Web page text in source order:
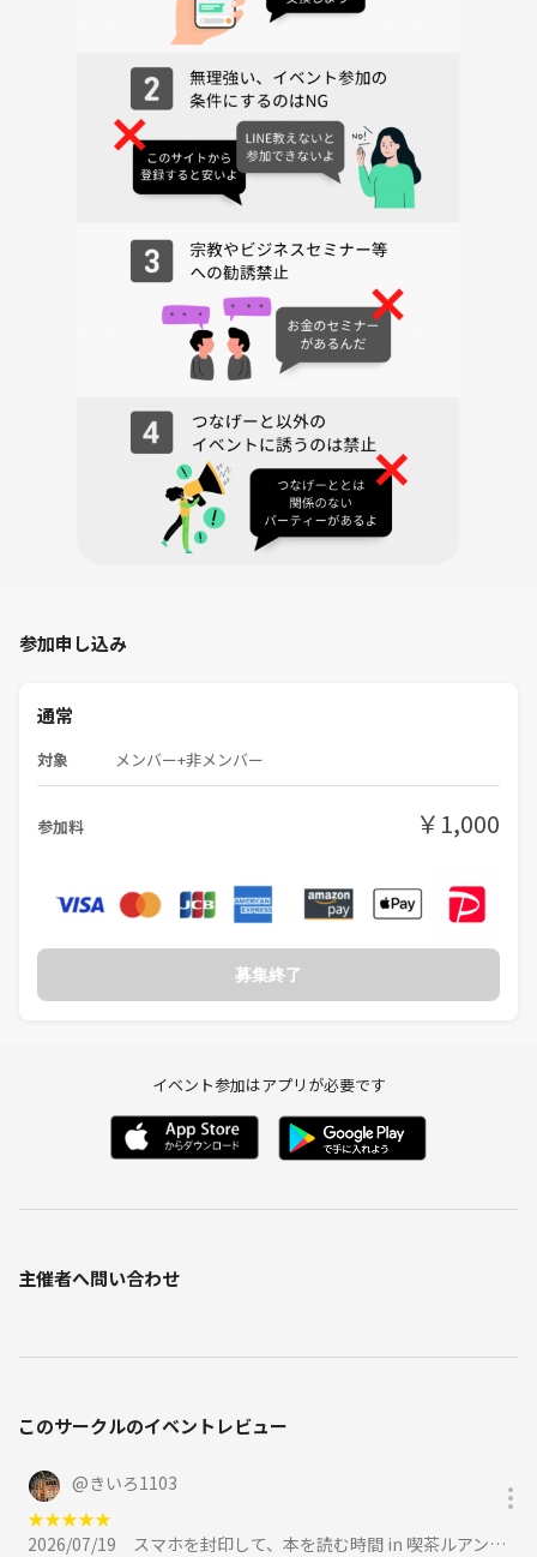
・ゆっくり本を読む時間を作りたい
・スマホを触らない時間を作りたい
・静かなイベントが好き
※写真はお貸しするタイムロッキングケースです。
参加申し込み
通常
対象 メンバー+非メンバー
参加料 ￥1,000
募集終了
イベント参加はアプリが必要です
主催者へ問い合わせ
このサークルのイベントレビュー
@きいろ1103
★★★★★
2026/07/19
スマホを封印して、本を読む時間 in 喫茶ルアン｜女性主催に参加